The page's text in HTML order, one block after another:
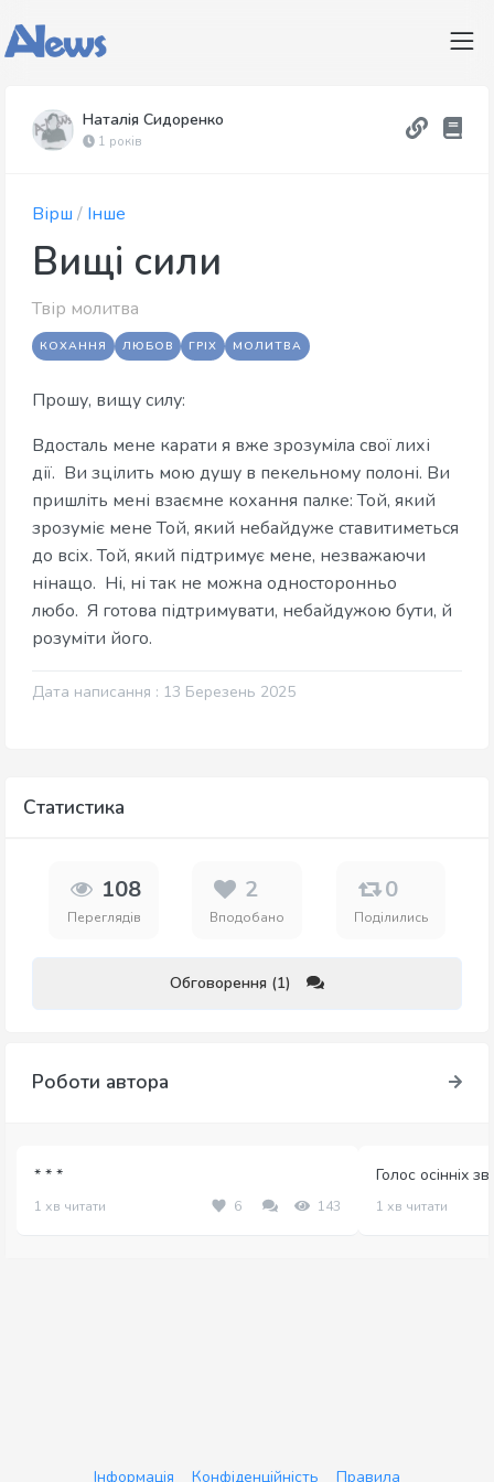
Наталія Сидоренко
1 років
Вірш / Інше
Вищі сили
Твір молитва
КОХАННЯ ЛЮБОВ ГРІХ МОЛИТВА
Прошу, вищу силу:
Вдосталь мене карати я вже зрозуміла свої лихі
дії. Ви зцілить мою душу в пекельному полоні. Ви
пришліть мені взаємне кохання палке: Той, який
зрозуміє мене Той, який небайдуже ставитиметься
до всіх. Той, який підтримує мене, незважаючи
нінащо. Ні, ні так не можна односторонньо
любо. Я готова підтримувати, небайдужою бути, й
розуміти його.
Дата написання : 13 Березень 2025
Статистика
108
Переглядів
2
Вподобано
0
Поділились
Обговорення (1)
Роботи автора
* * *
1 хв читати 6 143
Голос осінніх
1 хв читати
Інформація Конфіденційність Правила